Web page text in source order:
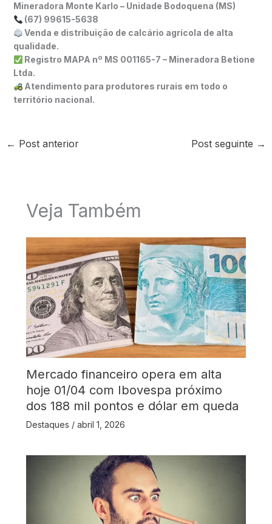
Mineradora Monte Karlo – Unidade Bodoquena (MS)
(67) 99615-5638
Venda e distribuição de calcário agrícola de alta
qualidade.
Registro MAPA nº MS 001165-7 – Mineradora Betione
Ltda.
Atendimento para produtores rurais em todo o
território nacional.
← Post anterior Post seguinte →
Veja Também
Mercado financeiro opera em alta
hoje 01/04 com Ibovespa próximo
dos 188 mil pontos e dólar em queda
Destaques / abril 1, 2026